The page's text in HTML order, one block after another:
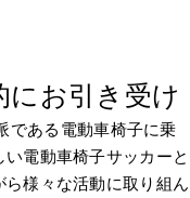
にお引き受け
である電動車椅子に乗
電動車椅子サッカーと
様々な活動に取り組ん